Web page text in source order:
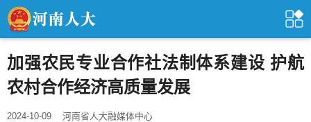
加强农民专业合作社法制体系建设 护航
农村合作经济高质量发展
2024-10-09 河南省人大融媒体中心